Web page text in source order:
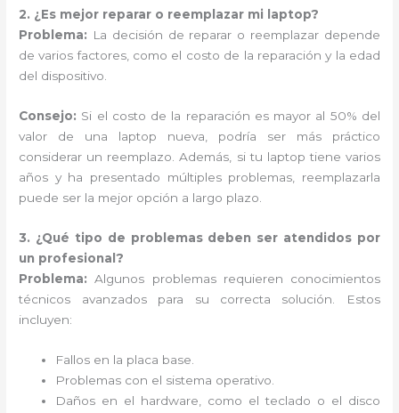
2. ¿Es mejor reparar o reemplazar mi laptop?
Problema: La decisión de reparar o reemplazar depende
de varios factores, como el costo de la reparación y la edad
del dispositivo.
Consejo: Si el costo de la reparación es mayor al 50% del
valor de una laptop nueva, podría ser más práctico
considerar un reemplazo. Además, si tu laptop tiene varios
años y ha presentado múltiples problemas, reemplazarla
puede ser la mejor opción a largo plazo.
3. ¿Qué tipo de problemas deben ser atendidos por
un profesional?
Problema: Algunos problemas requieren conocimientos
técnicos avanzados para su correcta solución. Estos
incluyen:
Fallos en la placa base.
Problemas con el sistema operativo.
Daños en el hardware, como el teclado o el disco